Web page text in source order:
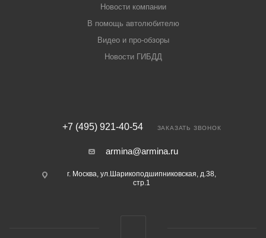
Новости компании
В помощь автолюбителю
Видео и про-обзоры
Новости ГИБДД
+7 (495) 921-40-54 ЗАКАЗАТЬ ЗВОНОК
armina@armina.ru
г. Москва, ул.Шарикоподшипниковская, д.38,
стр.1